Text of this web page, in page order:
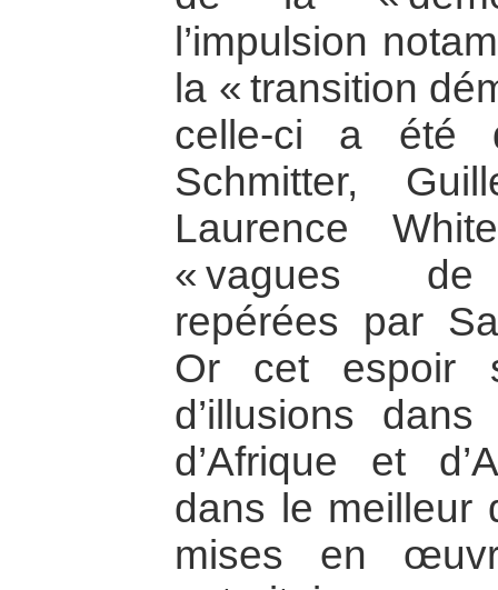
l’impulsion
la « transition
celle-ci a été
Schmitter,
Laurence
« vagues de
repérées par
Or cet espoir
d’illusions
d’Afrique et
dans le meilleur
mises en